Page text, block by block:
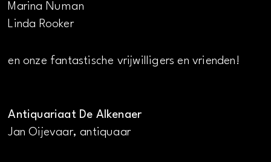
Marina Numan
Linda Rooker
en onze fantastische vrijwilligers en vrienden!
Antiquariaat De Alkenaer
Jan Oijevaar, antiquaar